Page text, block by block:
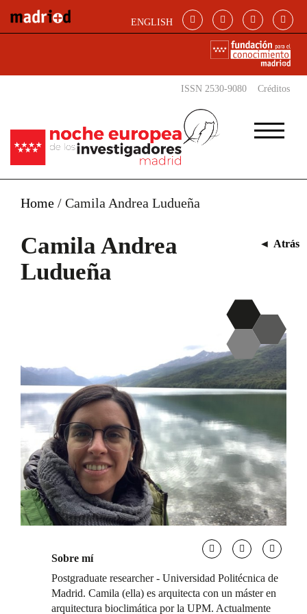
ENGLISH
ISSN 2530-9080 Créditos
Home / Camila Andrea Ludueña
Camila Andrea
Ludueña
◄ Atrás
Sobre mí
Postgraduate researcher - Universidad Politécnica de
Madrid. Camila (ella) es arquitecta con un máster en
arquitectura bioclimática por la UPM. Actualmente